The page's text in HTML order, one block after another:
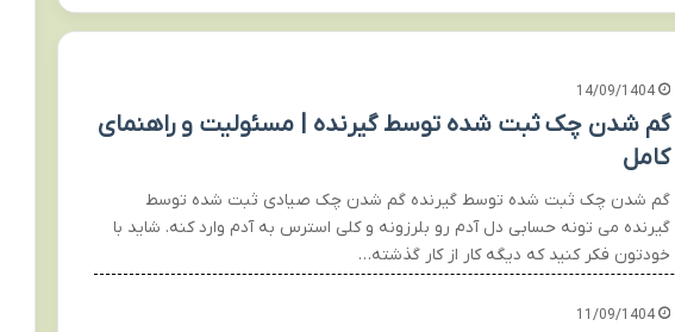
14/09/1404
گم شدن چک ثبت شده توسط گیرنده | مسئولیت و راهنمای
کامل
گم شدن چک ثبت شده توسط گیرنده گم شدن چک صیادی ثبت شده توسط
گیرنده می تونه حسابی دل آدم رو بلرزونه و کلی استرس به آدم وارد کنه. شاید با
خودتون فکر کنید که دیگه کار از کار گذشته…
11/09/1404